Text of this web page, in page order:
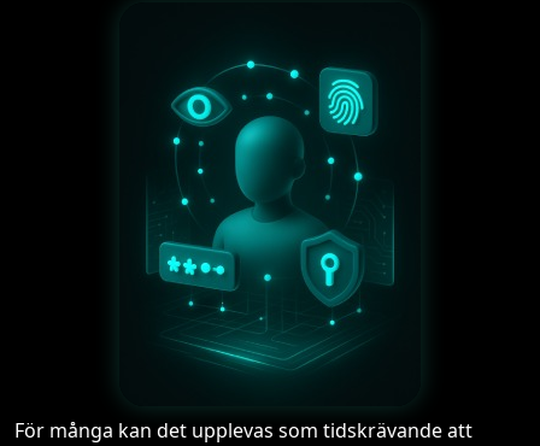
För många kan det upplevas som tidskrävande att